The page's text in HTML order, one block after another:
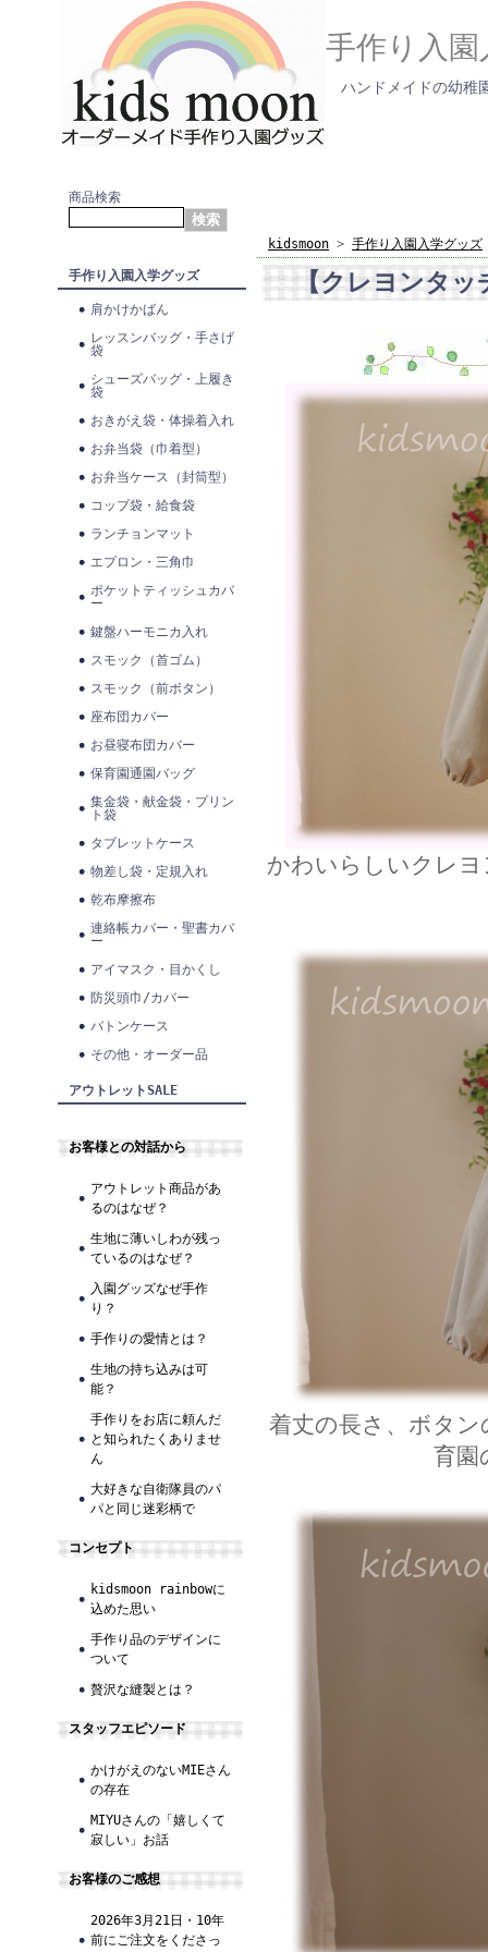
手作り入
ハンドメイドの幼稚
商品検索
手作り入園入学グッズ
肩かけかばん
レッスンバッグ・手さげ
袋
シューズバッグ・上履き
袋
おきがえ袋・体操着入れ
お弁当袋（巾着型）
お弁当ケース（封筒型）
コップ袋・給食袋
ランチョンマット
エプロン・三角巾
ポケットティッシュカバ
ー
鍵盤ハーモニカ入れ
スモック（首ゴム）
スモック（前ボタン）
座布団カバー
お昼寝布団カバー
保育園通園バッグ
集金袋・献金袋・プリン
ト袋
タブレットケース
物差し袋・定規入れ
乾布摩擦布
連絡帳カバー・聖書カバ
ー
アイマスク・目かくし
防災頭巾/カバー
バトンケース
その他・オーダー品
アウトレットSALE
お客様との対話から
アウトレット商品があ
るのはなぜ？
生地に薄いしわが残っ
ているのはなぜ？
入園グッズなぜ手作
り？
手作りの愛情とは？
生地の持ち込みは可
能？
手作りをお店に頼んだ
と知られたくありませ
ん
大好きな自衛隊員のパ
パと同じ迷彩柄で
コンセプト
kidsmoon rainbowに
込めた思い
手作り品のデザインに
ついて
贅沢な縫製とは？
スタッフエピソード
かけがえのないMIEさん
の存在
MIYUさんの「嬉しくて
寂しい」お話
お客様のご感想
2026年3月21日・10年
前にご注文をくださっ
kidsmoon > 手作り入園入学グッズ
【クレヨンタッ
かわいらしいクレ
着丈の長さ、ボタ
育園